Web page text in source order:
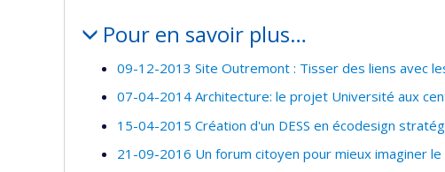
Pour en savoir plus…
09-12-2013 Site Outremont : Tisser des liens avec
07-04-2014 Architecture: le projet Université aux
15-04-2015 Création d'un DESS en écodesign
21-09-2016 Un forum citoyen pour mieux imaginer